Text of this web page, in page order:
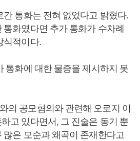
간 통화는 전혀 없었다고 밝혔다.
화였다면 추가 통화가 수차례
식적이다.
통화에 대한 물증을 제시하지 못
의 공모혐의와 관련해 오로지 이
고 있다면서, 그 진술은 동기 뿐
많은 모순과 왜곡이 존재한다고